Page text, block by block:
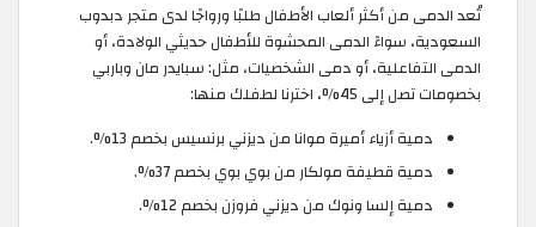
تُعد الدمى من أكثر ألعاب الأطفال طلبًا ورواجًا لدى متجر دبدوب
السعودية، سواءً الدمى المحشوة للأطفال حديثي الولادة، أو
الدمى التفاعلية، أو دمى الشخصيات، مثل: سبايدر مان وباربي
بخصومات تصل إلى 45%، اخترنا لطفلك منها:
دمية أزياء أميرة موانا من ديزني برنسيس بخصم 13%.
دمية قطيفة مولكار من بوي بوي بخصم 37%.
دمية إلسا ونوك من ديزني فروزن بخصم 12%.